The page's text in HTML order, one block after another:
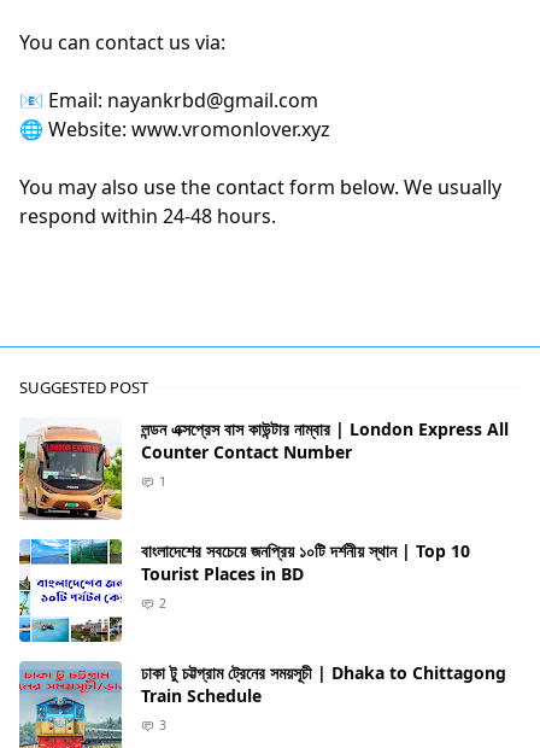
You can contact us via:
📧 Email: nayankrbd@gmail.com
🌐 Website: www.vromonlover.xyz
You may also use the contact form below. We usually
respond within 24-48 hours.
SUGGESTED POST
লন্ডন এক্সপ্রেস বাস কাউন্টার নাম্বার | London Express All
Counter Contact Number
1
বাংলাদেশের সবচেয়ে জনপ্রিয় ১০টি দর্শনীয় স্থান | Top 10
Tourist Places in BD
2
ঢাকা টু চট্টগ্রাম ট্রেনের সময়সূচী | Dhaka to Chittagong
Train Schedule
3